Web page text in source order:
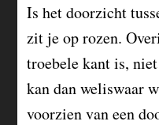
Is het doorzicht
zit je op rozen.
troebele kant is,
kan dan weliswaar
voorzien van een